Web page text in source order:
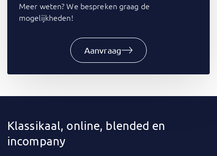
Meer weten? We bespreken graag de
mogelijkheden!
Aanvraag
Klassikaal, online, blended en
incompany